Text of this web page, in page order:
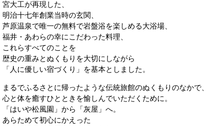
宮大工が再現した、
明治十七年創業当時の玄関、
芦原温泉で唯一の無料で岩盤浴を楽しめる大浴場、
福井・あわらの幸にこだわった料理、
これらすべてのことを
歴史の重みとぬくもりを大切にしながら
「人に優しい宿づくり」を基本としました。
まるでふるさとに帰ったような伝統旅館のぬくもりのなかで、
心と体を癒すひとときを愉しんでいただくために。
「はいや松風園」から「灰屋」へ。
あらためて初心にかえった